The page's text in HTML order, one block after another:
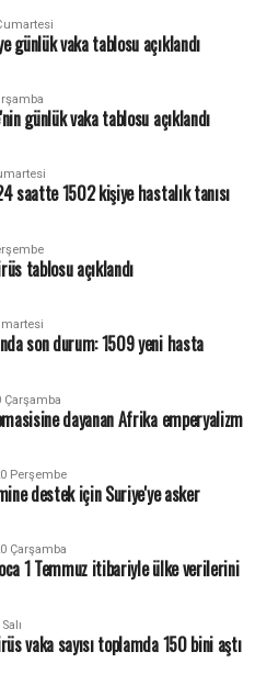
günlük vaka tablosu açıklandı
günlük vaka tablosu açıklandı
saatte 1502 kişiye hastalık tanısı
tablosu açıklandı
son durum: 1509 yeni hasta
Çarşamba
dayanan Afrika emperyalizm
Perşembe
destek için Suriye'ye asker
Çarşamba
1 Temmuz itibariyle ülke verilerini
vaka sayısı toplamda 150 bini aştı